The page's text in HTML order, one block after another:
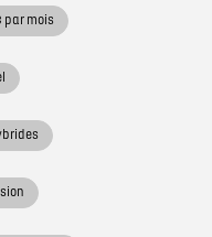
par mois